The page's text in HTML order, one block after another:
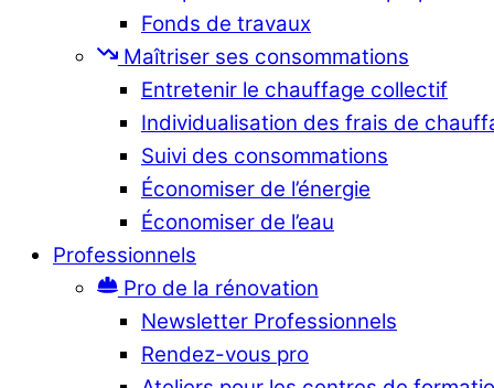
Fonds de travaux
Maîtriser ses consommations
Entretenir le chauffage collectif
Individualisation des frais de
Suivi des consommations
Économiser de l’énergie
Économiser de l’eau
Professionnels
Pro de la rénovation
Newsletter Professionnels
Rendez-vous pro